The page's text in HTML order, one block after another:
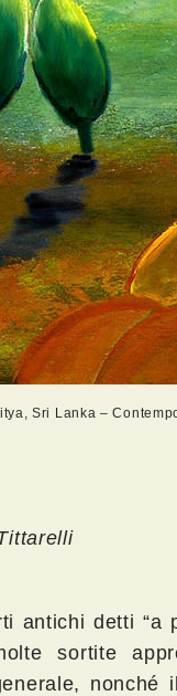
Sri Lanka –
antichi detti “a
sortite
nonché